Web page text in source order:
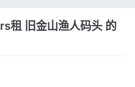
租 旧金山渔人码头 的